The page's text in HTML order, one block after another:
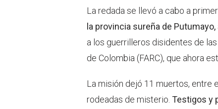
La redada se llevó a cabo a
la provincia sureña de
a los guerrilleros disidentes de
de Colombia (FARC), que ahora
La misión dejó 11 muertos, entre
rodeadas de misterio. Testigos y